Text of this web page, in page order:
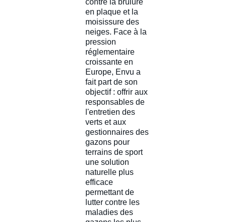
contre la brûlure
en plaque et la
moisissure des
neiges. Face à la
pression
réglementaire
croissante en
Europe, Envu a
fait part de son
objectif : offrir aux
responsables de
l'entretien des
verts et aux
gestionnaires des
gazons pour
terrains de sport
une solution
naturelle plus
efficace
permettant de
lutter contre les
maladies des